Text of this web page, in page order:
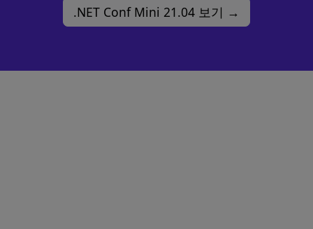
.NET Conf Mini 21.04 보기 →